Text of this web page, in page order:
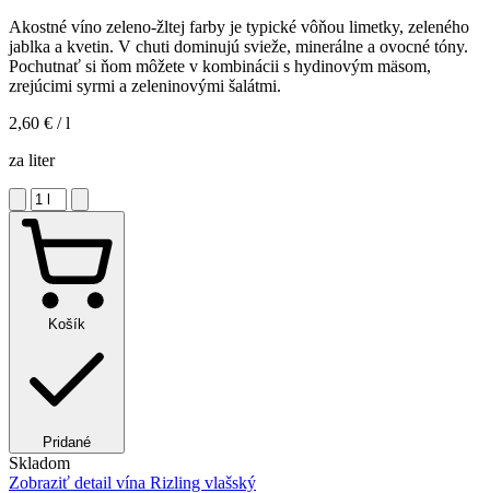
Akostné víno zeleno-žltej farby je typické vôňou limetky, zeleného
jablka a kvetin. V chuti dominujú svieže, minerálne a ovocné tóny.
Pochutnať si ňom môžete v kombinácii s hydinovým mäsom,
zrejúcimi syrmi a zeleninovými šalátmi.
2,60 € / l
za liter
Košík
Pridané
Skladom
Zobraziť detail vína Rizling vlašský